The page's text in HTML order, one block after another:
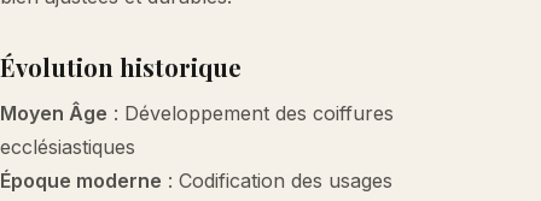
Évolution historique
Moyen Âge : Développement des coiffures
ecclésiastiques
Époque moderne : Codification des usages